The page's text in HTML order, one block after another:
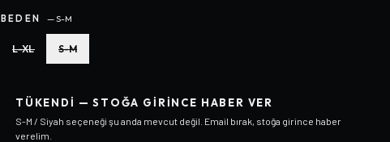
BEDEN —S-M
L-XL S-M
TÜKENDI — STOĞA GIRINCE HABER VER
S-M / Siyah seçeneği şu anda mevcut değil. Email bırak, stoğa girince haber
verelim.